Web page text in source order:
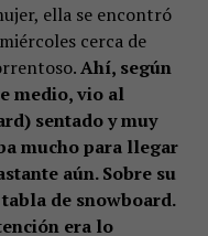
ella se encontró
cerca de
Ahí, según
medio, vio al
sentado y muy
mucho para llegar
aún. Sobre su
de snowboard.
era lo